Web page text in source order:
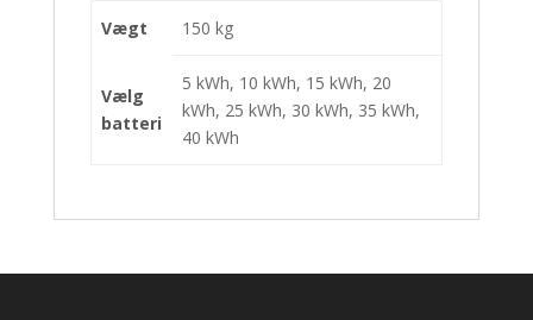
Vægt 150 kg
Vælg
batteri
5 kWh, 10 kWh, 15 kWh, 20
kWh, 25 kWh, 30 kWh, 35 kWh,
40 kWh